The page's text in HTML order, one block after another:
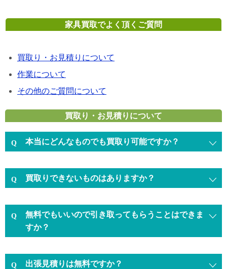
家具買取でよく頂くご質問
買取り・お見積りについて
作業について
その他のご質問について
買取り・お見積りについて
本当にどんなものでも買取り可能ですか？
買取りできないものはありますか？
無料でもいいので引き取ってもらうことはできま
すか？
出張見積りは無料ですか？